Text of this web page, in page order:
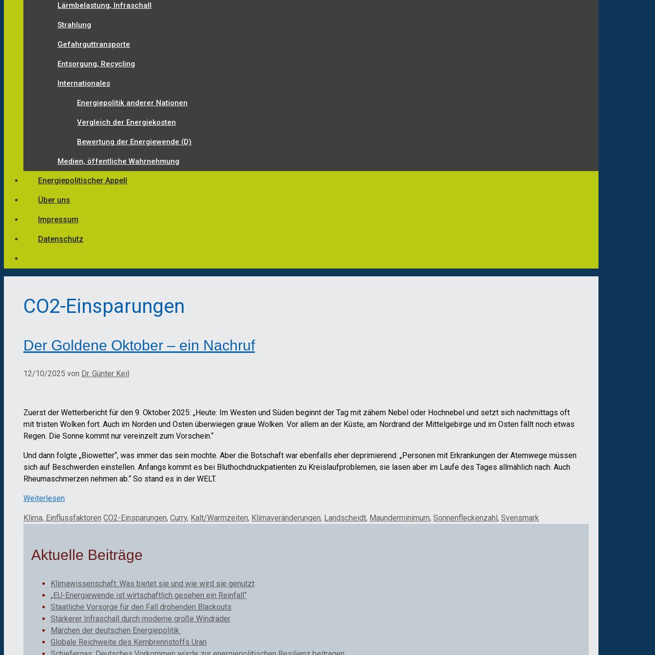
Lärmbelastung, Infraschall
Strahlung
Gefahrguttransporte
Entsorgung, Recycling
Internationales
Energiepolitik anderer Nationen
Vergleich der Energiekosten
Bewertung der Energiewende (D)
Medien, öffentliche Wahrnehmung
Energiepolitischer Appell
Über uns
Impressum
Datenschutz
CO2-Einsparungen
Der Goldene Oktober – ein Nachruf
12/10/2025 von Dr. Günter Keil
Zuerst der Wetterbericht für den 9. Oktober 2025: „Heute: Im Westen und Süden beginnt der Tag mit zähem Nebel oder Hochnebel und setzt sich nachmittags oft
mit tristen Wolken fort. Auch im Norden und Osten überwiegen graue Wolken. Vor allem an der Küste, am Nordrand der Mittelgebirge und im Osten fällt noch etwas
Regen. Die Sonne kommt nur vereinzelt zum Vorschein.“
Und dann folgte „Biowetter“, was immer das sein mochte. Aber die Botschaft war ebenfalls eher deprimierend: „Personen mit Erkrankungen der Atemwege müssen
sich auf Beschwerden einstellen. Anfangs kommt es bei Bluthochdruckpatienten zu Kreislaufproblemen, sie lasen aber im Laufe des Tages allmählich nach. Auch
Rheumaschmerzen nehmen ab.“ So stand es in der WELT.
Weiterlesen
Kategorien
Klima, Einflussfaktoren Schlagwörter
CO2-Einsparungen, Curry, Kalt/Warmzeiten, Klimaveränderungen, Landscheidt, Maunderminimum, Sonnenfleckenzahl , Svensmark
Aktuelle Beiträge
Klimawissenschaft: Was bietet sie und wie wird sie genutzt
„EU-Energiewende ist wirtschaftlich gesehen ein Reinfall“
Staatliche Vorsorge für den Fall drohenden Blackouts
Stärkerer Infraschall durch moderne große Windräder
Märchen der deutschen Energiepolitik
Globale Reichweite des Kernbrennstoffs Uran